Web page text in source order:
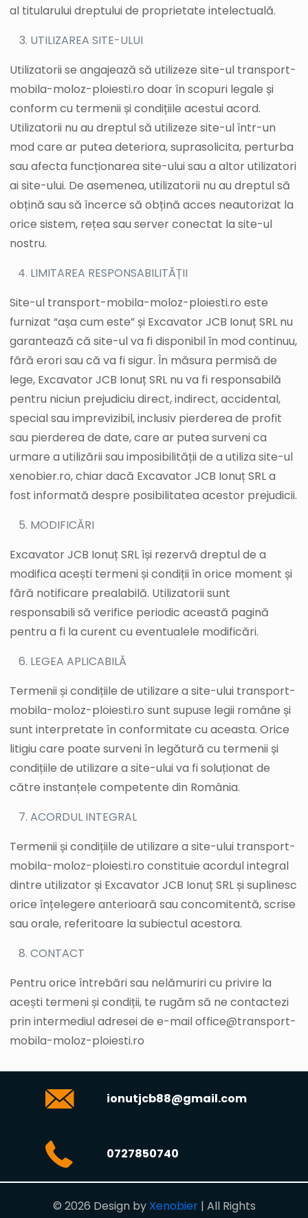
al titularului dreptului de proprietate intelectuală.
UTILIZAREA SITE-ULUI
Utilizatorii se angajează să utilizeze site-ul transport-
mobila-moloz-ploiesti.ro doar în scopuri legale și
conform cu termenii și condițiile acestui acord.
Utilizatorii nu au dreptul să utilizeze site-ul într-un
mod care ar putea deteriora, suprasolicita, perturba
sau afecta funcționarea site-ului sau a altor utilizatori
ai site-ului. De asemenea, utilizatorii nu au dreptul să
obțină sau să încerce să obțină acces neautorizat la
orice sistem, rețea sau server conectat la site-ul
nostru.
LIMITAREA RESPONSABILITĂȚII
Site-ul transport-mobila-moloz-ploiesti.ro este
furnizat “așa cum este” și Excavator JCB Ionuț SRL nu
garantează că site-ul va fi disponibil în mod continuu,
fără erori sau că va fi sigur. În măsura permisă de
lege, Excavator JCB Ionuț SRL nu va fi responsabilă
pentru niciun prejudiciu direct, indirect, accidental,
special sau imprevizibil, inclusiv pierderea de profit
sau pierderea de date, care ar putea surveni ca
urmare a utilizării sau imposibilității de a utiliza site-ul
xenobier.ro, chiar dacă Excavator JCB Ionuț SRL a
fost informată despre posibilitatea acestor prejudicii.
MODIFICĂRI
Excavator JCB Ionuț SRL își rezervă dreptul de a
modifica acești termeni și condiții în orice moment și
fără notificare prealabilă. Utilizatorii sunt
responsabili să verifice periodic această pagină
pentru a fi la curent cu eventualele modificări.
LEGEA APLICABILĂ
Termenii și condițiile de utilizare a site-ului transport-
mobila-moloz-ploiesti.ro sunt supuse legii române și
sunt interpretate în conformitate cu aceasta. Orice
litigiu care poate surveni în legătură cu termenii și
condițiile de utilizare a site-ului va fi soluționat de
către instanțele competente din România.
ACORDUL INTEGRAL
Termenii și condițiile de utilizare a site-ului transport-
mobila-moloz-ploiesti.ro constituie acordul integral
dintre utilizator și Excavator JCB Ionuț SRL și suplinesc
orice înțelegere anterioară sau concomitentă, scrise
sau orale, referitoare la subiectul acestora.
CONTACT
Pentru orice întrebări sau nelămuriri cu privire la
acești termeni și condiții, te rugăm să ne contactezi
prin intermediul adresei de e-mail office@transport-
mobila-moloz-ploiesti.ro
ionutjcb88@gmail.com
0727850740
© 2026 Design by Xenobier| All Rights